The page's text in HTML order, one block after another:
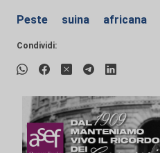
Peste suina africana
Condividi: